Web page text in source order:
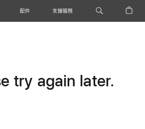
配件 支援服務
try again later.